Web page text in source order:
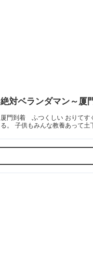
絶対ベランダマン～厦
厦門到着 ふつくしい おりてす
る。 子供もみんな教養あって